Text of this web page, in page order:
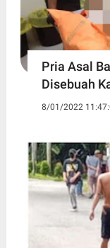
Pria Asal
Disebuah
8/01/2022